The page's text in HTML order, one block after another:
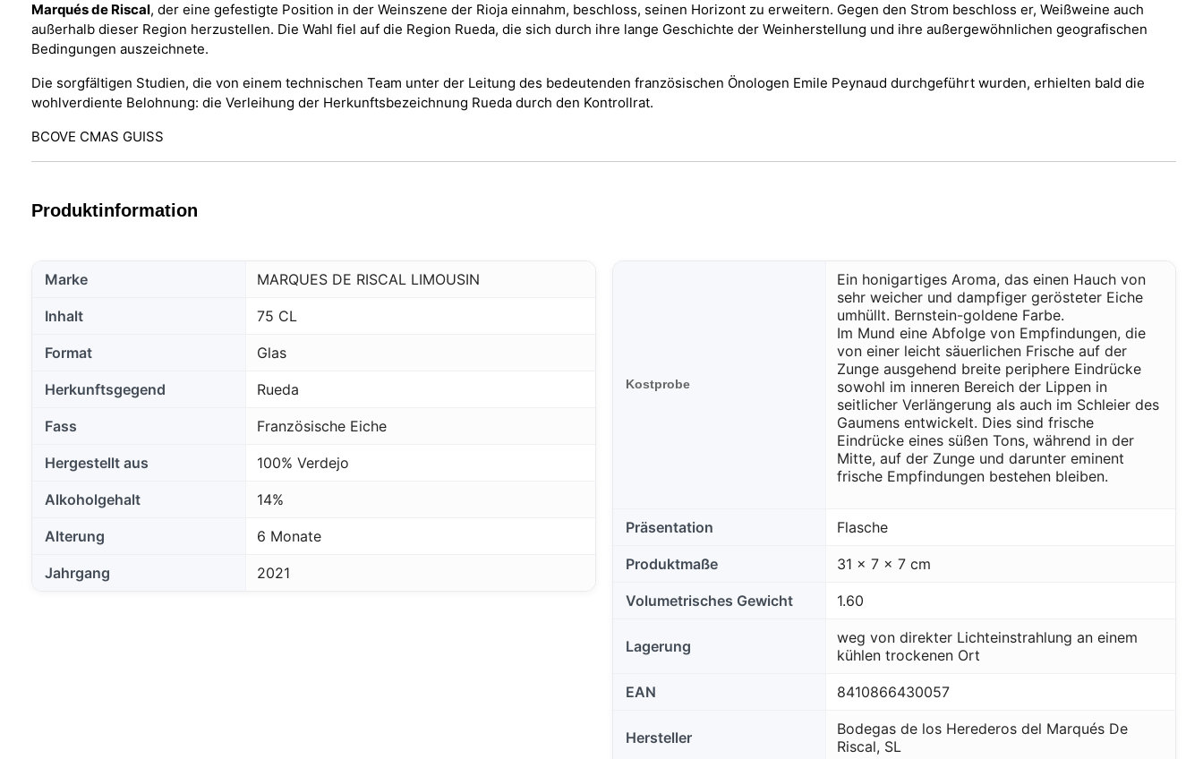
Marqués de Riscal, der eine gefestigte Position in der Weinszene der Rioja einnahm, beschloss, seinen Horizont zu erweitern. Gegen den Strom beschloss er, Weißweine auch
außerhalb dieser Region herzustellen. Die Wahl fiel auf die Region Rueda, die sich durch ihre lange Geschichte der Weinherstellung und ihre außergewöhnlichen geografischen
Bedingungen auszeichnete.
Die sorgfältigen Studien, die von einem technischen Team unter der Leitung des bedeutenden französischen Önologen Emile Peynaud durchgeführt wurden, erhielten bald die
wohlverdiente Belohnung: die Verleihung der Herkunftsbezeichnung Rueda durch den Kontrollrat.
BCOVE CMAS GUISS
Produktinformation
Marke MARQUES DE RISCAL LIMOUSIN
Inhalt 75 CL
Format Glas
Herkunftsgegend Rueda
Fass Französische Eiche
Hergestellt aus 100% Verdejo
Alkoholgehalt 14%
Alterung 6 Monate
Jahrgang 2021
Kostprobe
Ein honigartiges Aroma, das einen Hauch von
sehr weicher und dampfiger gerösteter Eiche
umhüllt. Bernstein-goldene Farbe.
Im Mund eine Abfolge von Empfindungen, die
von einer leicht säuerlichen Frische auf der
Zunge ausgehend breite periphere Eindrücke
sowohl im inneren Bereich der Lippen in
seitlicher Verlängerung als auch im Schleier des
Gaumens entwickelt. Dies sind frische
Eindrücke eines süßen Tons, während in der
Mitte, auf der Zunge und darunter eminent
frische Empfindungen bestehen bleiben.
Präsentation Flasche
Produktmaße 31 x 7 x 7 cm
Volumetrisches Gewicht 1.60
Lagerung
weg von direkter Lichteinstrahlung an einem
kühlen trockenen Ort
EAN 8410866430057
Hersteller
Bodegas de los Herederos del Marqués De
Riscal, SL